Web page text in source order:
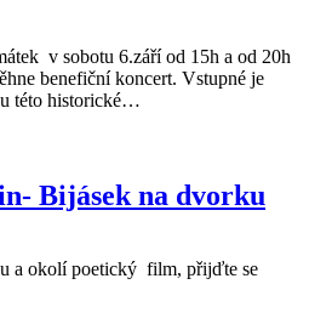
v sobotu 6.září od 15h a od 20h
benefiční koncert. Vstupné je
této historické…
Bijásek na dvorku
a okolí poetický film, přijďte se